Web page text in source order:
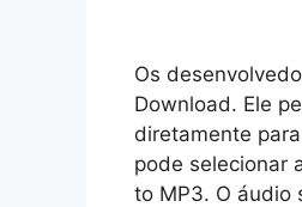
Os
Download. Ele
diretamente
pode selecionar
to MP3. O áudio